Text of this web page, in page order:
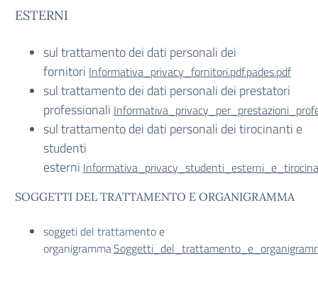
ESTERNI
sul trattamento dei dati personali dei
fornitori Informativa_privacy_fornitori.pdf.pades.pdf
sul trattamento dei dati personali dei prestatori
professionali
sul trattamento dei dati personali dei tirocinanti e
studenti
esterni
SOGGETTI DEL TRATTAMENTO E ORGANIGRAMMA
soggeti del trattamento e
organigramma